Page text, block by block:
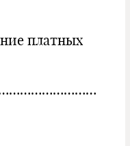
платных